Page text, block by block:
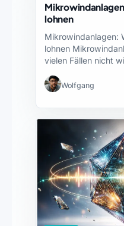
lohnen
Mikrowindanlagen:
lohnen
vielen Fällen nicht
Wolfgang